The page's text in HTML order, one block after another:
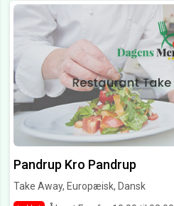
Pandrup Kro Pandrup
Take Away, Europæisk, Dansk